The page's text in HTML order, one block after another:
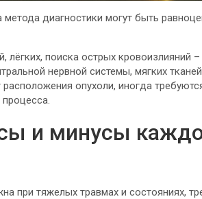
диагностики могут быть
лёгких, поиска острых
нервной системы, мягких
опухоли, иногда
и минусы
при тяжелых травмах и состояниях,